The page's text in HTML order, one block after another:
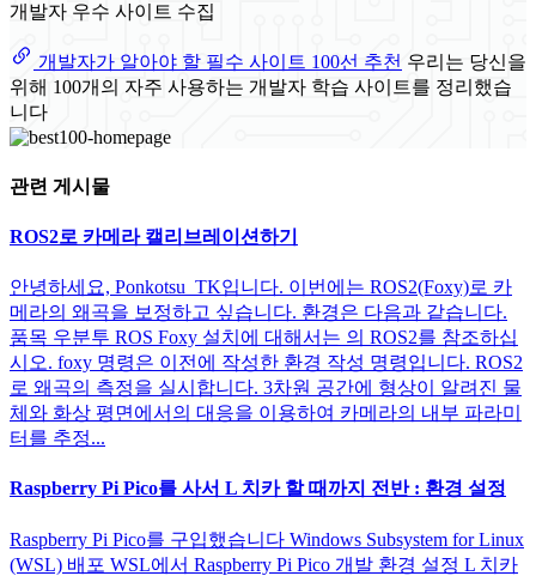
개발자 우수 사이트 수집
개발자가 알아야 할 필수 사이트 100선 추천 우리는 당신을
위해 100개의 자주 사용하는 개발자 학습 사이트를 정리했습
니다
관련 게시물
ROS2로 카메라 캘리브레이션하기
안녕하세요, Ponkotsu_TK입니다. 이번에는 ROS2(Foxy)로 카
메라의 왜곡을 보정하고 싶습니다. 환경은 다음과 같습니다.
품목 우분투 ROS Foxy 설치에 대해서는 의 ROS2를 참조하십
시오. foxy 명령은 이전에 작성한 환경 작성 명령입니다. ROS2
로 왜곡의 측정을 실시합니다. 3차원 공간에 형상이 알려진 물
체와 화상 평면에서의 대응을 이용하여 카메라의 내부 파라미
터를 추정...
Raspberry Pi Pico를 사서 L 치카 할 때까지 전반 : 환경 설정
Raspberry Pi Pico를 구입했습니다 Windows Subsystem for Linux
(WSL) 배포 WSL에서 Raspberry Pi Pico 개발 환경 설정 L 치카